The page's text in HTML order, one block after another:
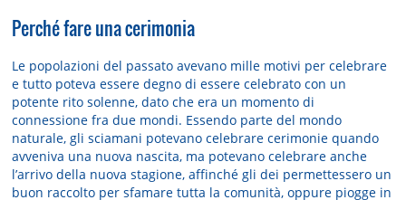
Perché fare una cerimonia
Le popolazioni del passato avevano mille motivi per celebrare
e tutto poteva essere degno di essere celebrato con un
potente rito solenne, dato che era un momento di
connessione fra due mondi. Essendo parte del mondo
naturale, gli sciamani potevano celebrare cerimonie quando
avveniva una nuova nascita, ma potevano celebrare anche
l’arrivo della nuova stagione, affinché gli dei permettessero un
buon raccolto per sfamare tutta la comunità, oppure piogge in